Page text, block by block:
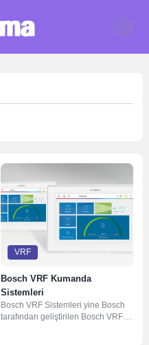
VRF
Bosch VRF Kumanda
Sistemleri
Bosch VRF Sistemleri yine Bosch
tarafından geliştirilen Bosch VRF